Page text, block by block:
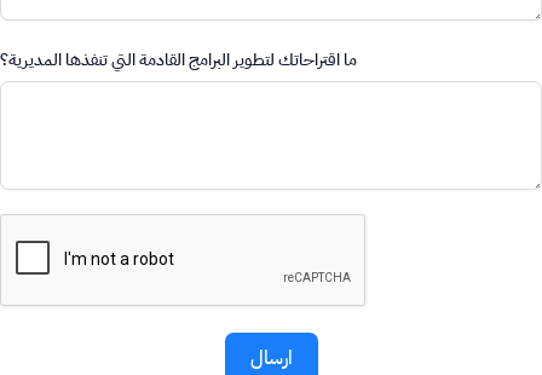
ما اقتراحاتك لتطوير البرامج القادمة التي تنفذها المديرية؟
ارسال